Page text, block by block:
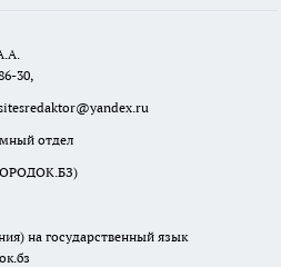
30,
отдел
на государственный язык